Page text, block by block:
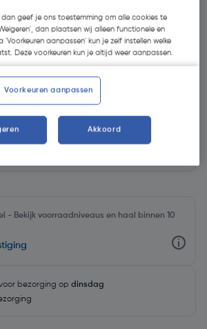
€ 1,07
(1)
- Bekijk voorraadniveaus en haal binnen 10
bezorging op dinsdag
dan geef je ons toestemming om alle cookies te
dan plaatsen wij alleen functionele en
'Voorkeuren aanpassen' kun je zelf instellen welke
Deze voorkeuren kun je altijd weer aanpassen.
Voorkeuren aanpassen
Akkoord